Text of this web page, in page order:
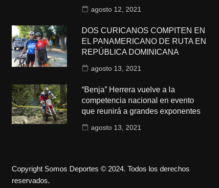
agosto 12, 2021
DOS CURICANOS COMPITEN EN
EL PANAMERICANO DE RUTA EN
REPÚBLICA DOMINICANA
agosto 13, 2021
“Benja” Herrera vuelve a la
competencia nacional en evento
que reunirá a grandes exponentes
agosto 13, 2021
Copyright Somos Deportes © 2024. Todos los derechos
reservados.